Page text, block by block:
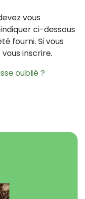
vous
ci-dessous
fourni. Si vous
inscrire.
oublié ?